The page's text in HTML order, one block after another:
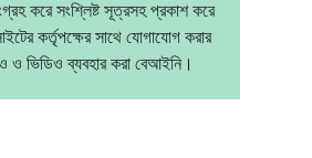
করে সংশ্লিষ্ট সূত্রসহ প্রকাশ করে
কর্তৃপক্ষের সাথে যোগাযোগ করার
ভিডিও ব্যবহার করা বেআইনি।